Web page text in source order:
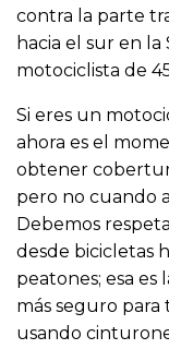
contra la parte
hacia el sur en la
motociclista de
Si eres un
ahora es el
obtener
pero no cuando
Debemos
desde bicicletas
peatones; esa es
más seguro para
usando